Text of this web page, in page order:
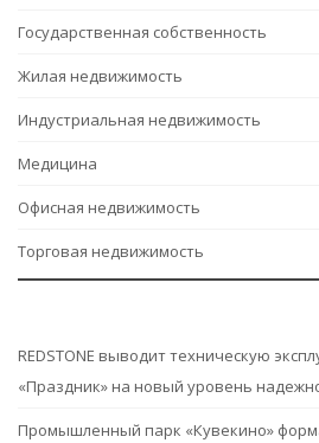
Государственная собственность
Жилая недвижимость
Индустриальная недвижимость
Медицина
Офисная недвижимость
Торговая недвижимость
REDSTONE выводит техническую
«Праздник» на новый уровень
Промышленный парк «Кувекино»